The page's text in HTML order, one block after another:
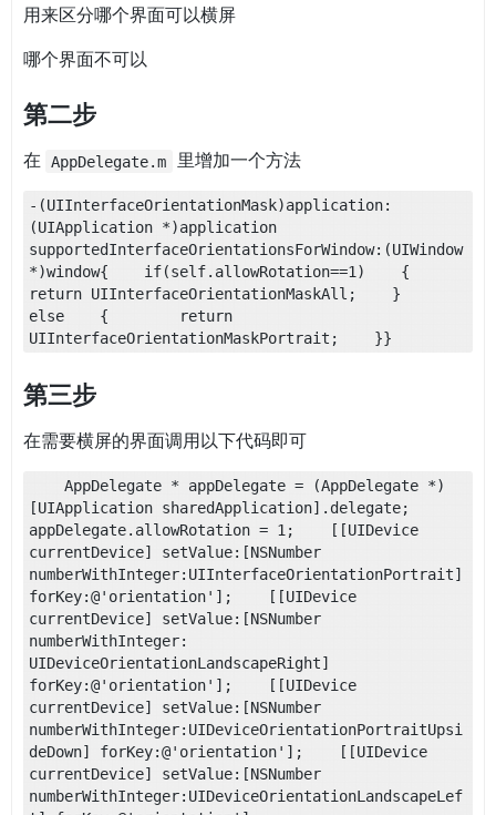
用来区分哪个界面可以横屏
哪个界面不可以
第二步
在 AppDelegate.m 里增加一个方法
-(UIInterfaceOrientationMask)application:
(UIApplication *)application
supportedInterfaceOrientationsForWindow:(UIWindow
*)window{    if(self.allowRotation==1)    {
return UIInterfaceOrientationMaskAll;    }
else    {        return
UIInterfaceOrientationMaskPortrait;    }}
第三步
在需要横屏的界面调用以下代码即可
    AppDelegate * appDelegate = (AppDelegate *)
[UIApplication sharedApplication].delegate;
appDelegate.allowRotation = 1;    [[UIDevice
currentDevice] setValue:[NSNumber
numberWithInteger:UIInterfaceOrientationPortrait]
forKey:@'orientation'];    [[UIDevice
currentDevice] setValue:[NSNumber
numberWithInteger:
UIDeviceOrientationLandscapeRight]
forKey:@'orientation'];    [[UIDevice
currentDevice] setValue:[NSNumber
numberWithInteger:UIDeviceOrientationPortraitUpsi
deDown] forKey:@'orientation'];    [[UIDevice
currentDevice] setValue:[NSNumber
numberWithInteger:UIDeviceOrientationLandscapeLef